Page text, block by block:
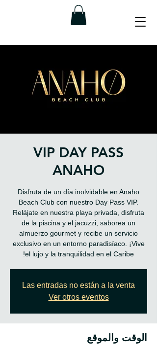
VIP DAY PASS
ANAHO
Disfruta de un día inolvidable en Anaho
Beach Club con nuestro Day Pass VIP.
Relájate en nuestra playa privada, disfruta
de la piscina y el jacuzzi, saborea un
almuerzo gourmet y recibe un servicio
exclusivo en un entorno paradisíaco. ¡Vive
el lujo y la tranquilidad en el Caribe!
Las entradas no están a la venta
Ver otros eventos
الوقت والموقع